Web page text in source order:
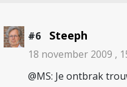
#6 Steeph
18 november 2009 ,
@MS: Je ontbrak